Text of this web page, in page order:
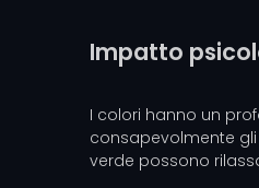
Impatto
I colori hanno un
consapevolmente
verde possono